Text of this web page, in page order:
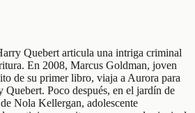
Quebert articula una intriga criminal
En 2008, Marcus Goldman, joven
de su primer libro, viaja a Aurora para
Quebert. Poco después, en el jardín de
Nola Kellergan, adolescente